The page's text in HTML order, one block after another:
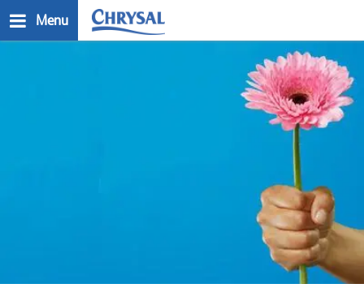
to
Menu